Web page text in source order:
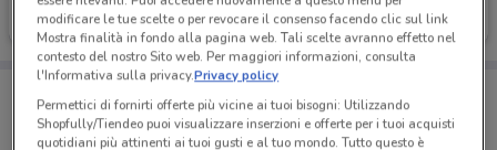
Scade il 31/08 3.8 km
Porta DoveConviene sempre con te!
Puoi trovare le migliori offerte dei negozi vicino a te,
salvarle e creare la tua lista del risparmio, comodamente
dal tuo cellulare.
modificare le tue scelte o per revocare il consenso facendo clic sul link
Mostra finalità in fondo alla pagina web. Tali scelte avranno effetto nel
contesto del nostro Sito web. Per maggiori informazioni, consulta
l'Informativa sulla privacy.Privacy policy
Permettici di fornirti offerte più vicine ai tuoi bisogni: Utilizzando
Shopfully/Tiendeo puoi visualizzare inserzioni e offerte per i tuoi acquisti
quotidiani più attinenti ai tuoi gusti e al tuo mondo. Tutto questo è